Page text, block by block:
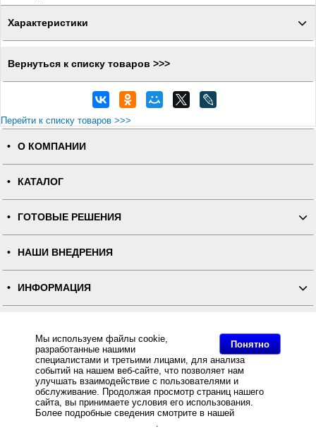
Понятно
Мы используем файлы cookie,
разработанные нашими
специалистами и третьими лицами, для анализа
событий на нашем веб-сайте, что позволяет нам
улучшать взаимодействие с пользователями и
обслуживание. Продолжая просмотр страниц нашего
сайта, вы принимаете условия его использования.
Более подробные сведения смотрите в нашей
.
Характеристики
Вернуться к списку товаров >>>
Перейти к списку товаров >>>
О КОМПАНИИ
КАТАЛОГ
ГОТОВЫЕ РЕШЕНИЯ
НАШИ ВНЕДРЕНИЯ
ИНФОРМАЦИЯ
ПОЛНАЯ ВЕРСИЯ
Интернет-магазин "ПОСЛЭНД" - торгового оборудования, оборудования для автоматизации общепита и
торговли, расходных материалов
Все права защищены, ООО "ПОСЛЭНД" © 2008-2026.
Политика конфиденциальности
Основное: Сканер штрих-кода Metrologic MS 9535 Voyager BT USB купить с доставкой по всей России,
самовывоз из Москвы, Сканер штрих-кода Metrologic MS 9535 Voyager BT USB, Сканер штрих-кода